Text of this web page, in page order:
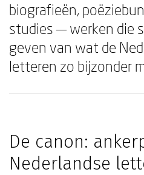
biografieën,
studies — werken die
geven van wat de
letteren zo bijzonder
De canon:
Nederlandse